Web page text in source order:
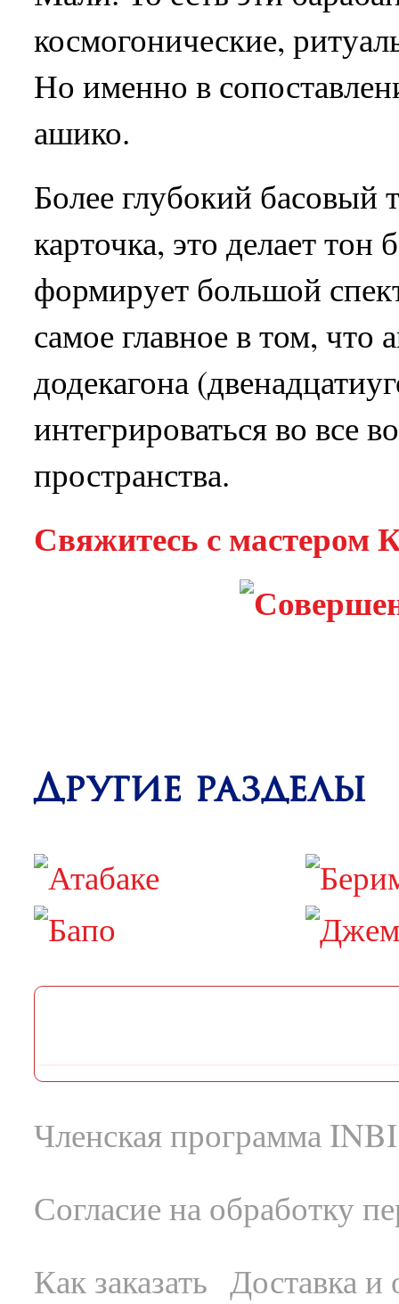
космогонические,
Но именно в
ашико.
Более глубокий басовый
карточка, это делает
формирует большой
самое главное в том,
додекагона
интегрироваться во все
пространства.
Свяжитесь с мастером
Другие разделы
Членская программа INBI
Согласие на обработку
Как заказать Доставка и